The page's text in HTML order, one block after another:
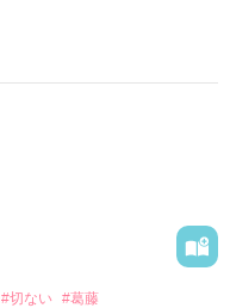
#切ない #葛藤